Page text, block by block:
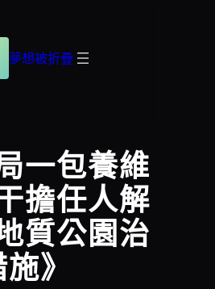
夢想被折疊
一包養維
擔任人解
質公園治
》